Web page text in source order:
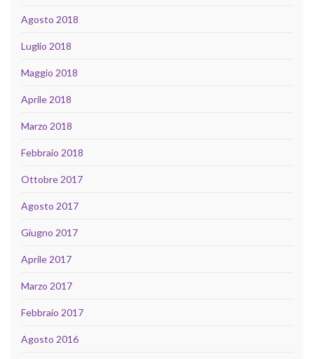
Agosto 2018
Luglio 2018
Maggio 2018
Aprile 2018
Marzo 2018
Febbraio 2018
Ottobre 2017
Agosto 2017
Giugno 2017
Aprile 2017
Marzo 2017
Febbraio 2017
Agosto 2016